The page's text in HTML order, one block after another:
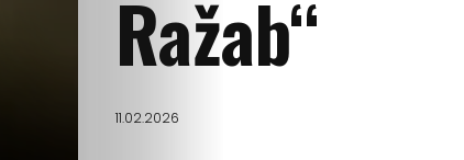
Ražab“
11.02.2026